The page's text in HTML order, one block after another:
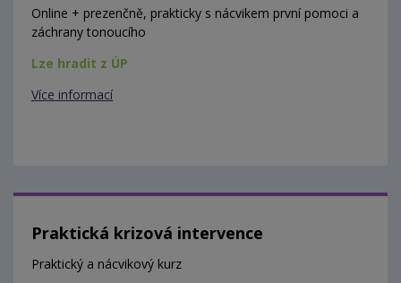
Online + prezenčně, prakticky s nácvikem první pomoci a
záchrany tonoucího
Lze hradit z ÚP
Více informací
Praktická krizová intervence
Praktický a nácvikový kurz